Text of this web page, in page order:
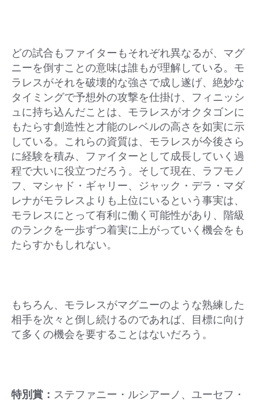
どの試合もファイターもそれぞれ異なるが、マグ
ニーを倒すことの意味は誰もが理解している。モ
ラレスがそれを破壊的な強さで成し遂げ、絶妙な
タイミングで予想外の攻撃を仕掛け、フィニッシ
ュに持ち込んだことは、モラレスがオクタゴンに
もたらす創造性と才能のレベルの高さを如実に示
している。これらの資質は、モラレスが今後さら
に経験を積み、ファイターとして成長していく過
程で大いに役立つだろう。そして現在、ラフモノ
フ、マシャド・ギャリー、ジャック・デラ・マダ
レナがモラレスよりも上位にいるという事実は、
モラレスにとって有利に働く可能性があり、階級
のランクを一歩ずつ着実に上がっていく機会をも
たらすかもしれない。
もちろん、モラレスがマグニーのような熟練した
相手を次々と倒し続けるのであれば、目標に向け
て多くの機会を要することはないだろう。
特別賞： ステファニー・ルシアーノ、ユーセフ・